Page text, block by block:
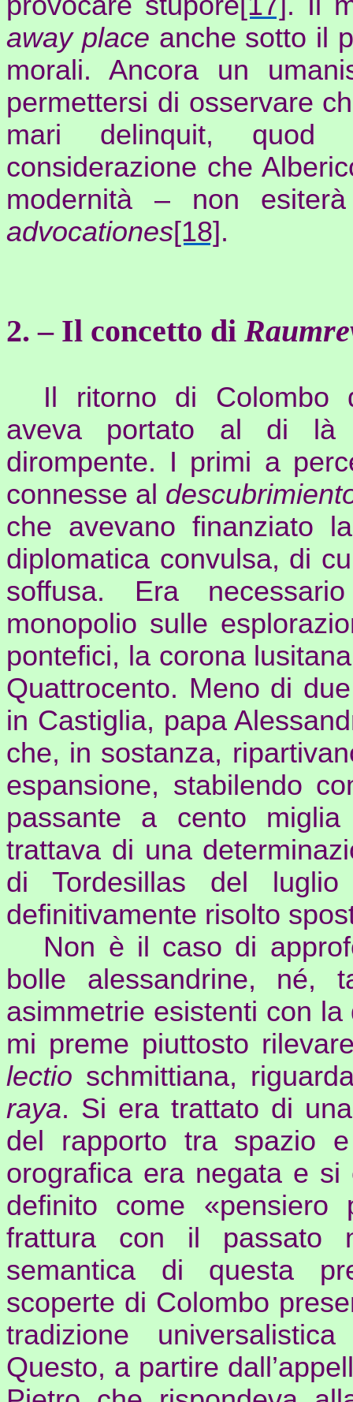
away place anche sotto il
morali. Ancora un
permettersi di osservare
mari delinquit, quod
considerazione che
modernità – non
advocationes[18] .
2. – Il concetto di
Il ritorno di Colombo
aveva portato al di là
dirompente. I primi a
connesse al
che avevano finanziato
diplomatica convulsa, di
soffusa. Era
monopolio sulle
pontefici, la corona
Quattrocento. Meno di
in Castiglia, papa
che, in sostanza,
espansione, stabilendo
passante a cento
trattava di una
di Tordesillas del luglio
definitivamente risolto
Non è il caso di
bolle alessandrine, né,
asimmetrie esistenti con
mi preme piuttosto
lectio schmittiana,
raya. Si era trattato di
del rapporto tra spazio
orografica era negata e
definito come «pensiero
frattura con il passato
semantica di questa
scoperte di Colombo
tradizione
Questo, a partire